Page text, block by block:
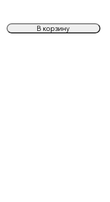
В корзину